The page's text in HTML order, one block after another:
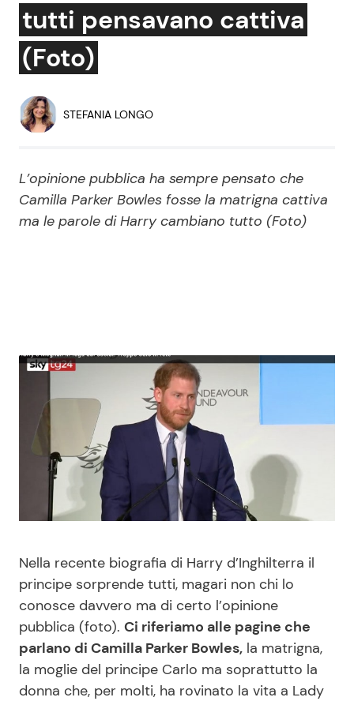
Dal Mondo
Economia
Persone Scomparse
Coppie VIP
Soap Opera
News Spettacolo
Benessere
Casa
Moda e Style
News benessere
Salute
Viaggi e Turismo
Cucina e Ricette
Consigli di Cucina
Dolci
Primi Piatti
Ricette Facili e Veloci
Ricette Feste
tutti pensavano cattiva
(Foto)
STEFANIA LONGO
L’opinione pubblica ha sempre pensato che
Camilla Parker Bowles fosse la matrigna cattiva
ma le parole di Harry cambiano tutto (Foto)
Nella recente biografia di Harry d’Inghilterra il
principe sorprende tutti, magari non chi lo
conosce davvero ma di certo l’opinione
pubblica (foto). Ci riferiamo alle pagine che
parlano di Camilla Parker Bowles, la matrigna,
la moglie del principe Carlo ma soprattutto la
donna che, per molti, ha rovinato la vita a Lady